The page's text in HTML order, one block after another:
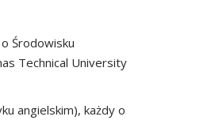
Środowisku
Technical University
angielskim), każdy o